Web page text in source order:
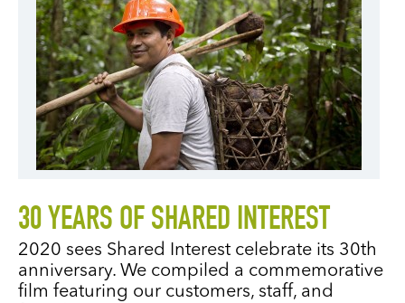
30 YEARS OF SHARED INTEREST
2020 sees Shared Interest celebrate its 30th
anniversary. We compiled a commemorative
film featuring our customers, staff, and